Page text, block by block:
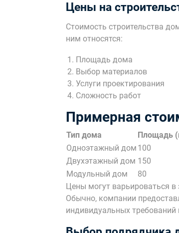
Цены на
Стоимость строительства
ним относятся:
Площадь дома
Выбор материалов
Услуги проектирования
Сложность работ
Примерная
Тип дома Площадь
Одноэтажный дом 100
Двухэтажный дом 150
Модульный дом
80
Цены могут варьироваться
Обычно, компании
индивидуальных требований